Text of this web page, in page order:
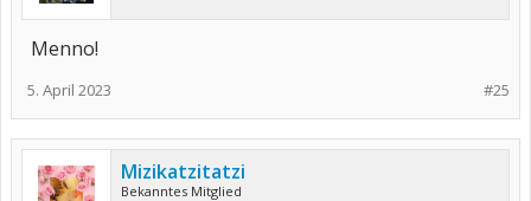
Menno!
#25
5. April 2023
Mizikatzitatzi
Bekanntes Mitglied